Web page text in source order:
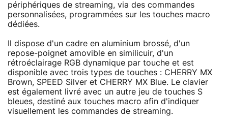
périphériques de streaming, via des commandes
personnalisées, programmées sur les touches macro
dédiées.
Il dispose d'un cadre en aluminium brossé, d'un
repose-poignet amovible en similicuir, d'un
rétroéclairage RGB dynamique par touche et est
disponible avec trois types de touches : CHERRY MX
Brown, SPEED Silver et CHERRY MX Blue. Le clavier
est également livré avec un autre jeu de touches S
bleues, destiné aux touches macro afin d'indiquer
visuellement les commandes de streaming.